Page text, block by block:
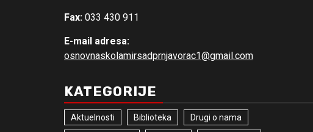
Fax: 033 430 911
E-mail adresa:
osnovnaskolamirsadprnjavorac1@gmail.com
KATEGORIJE
Aktuelnosti Biblioteka Drugi o nama